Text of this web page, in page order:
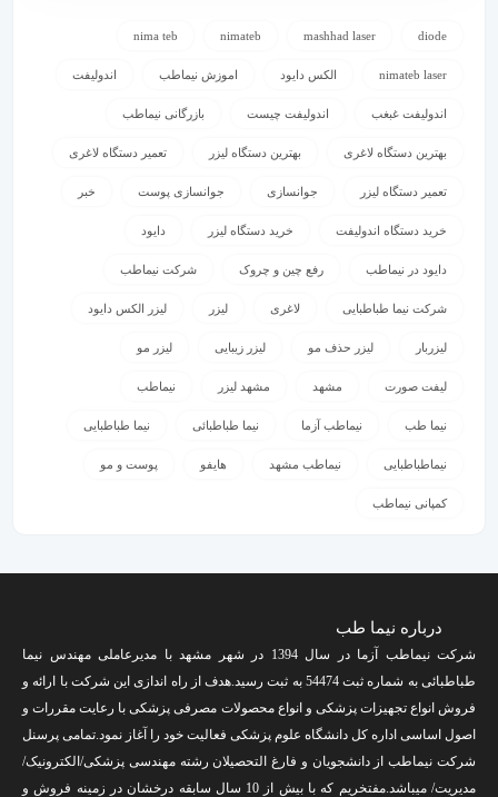
diode
mashhad laser
nimateb
nima teb
nimateb laser الکس دایود اموزش نیماطب اندولیفت
اندولیفت غبغب اندولیفت چیست بازرگانی نیماطب
بهترین دستگاه لاغری بهترین دستگاه لیزر تعمیر دستگاه لاغری
تعمیر دستگاه لیزر جوانسازی جوانسازی پوست خبر
خرید دستگاه اندولیفت خرید دستگاه لیزر دایود
دایود در نیماطب رفع چین و چروک شرکت نیماطب
شرکت نیما طباطبایی لاغری لیزر لیزر الکس دایود
لیزربار لیزر حذف مو لیزر زیبایی لیزر مو
لیفت صورت مشهد مشهد لیزر نیماطب
نیما طب نیماطب آزما نیما طباطبائی نیما طباطبایی
نیماطباطبایی نیماطب مشهد هایفو پوست و مو
کمپانی نیماطب
درباره نیما طب
شرکت نیماطب آزما در سال 1394 در شهر مشهد با مدیرعاملی مهندس نیما
طباطبائی به شماره ثبت 54474 به ثبت رسید.هدف از راه اندازی این شرکت با ارائه و
فروش انواع تجهیزات پزشکی و انواع محصولات مصرفی پزشکی با رعایت مقررات و
اصول اساسی اداره کل دانشگاه علوم پزشکی فعالیت خود را آغاز نمود.تمامی پرسنل
شرکت نیماطب از دانشجویان و فارغ التحصیلان رشته مهندسی پزشکی/الکترونیک/
مدیریت/ میباشد.مفتخریم که با بیش از 10 سال سابقه درخشان در زمینه فروش و